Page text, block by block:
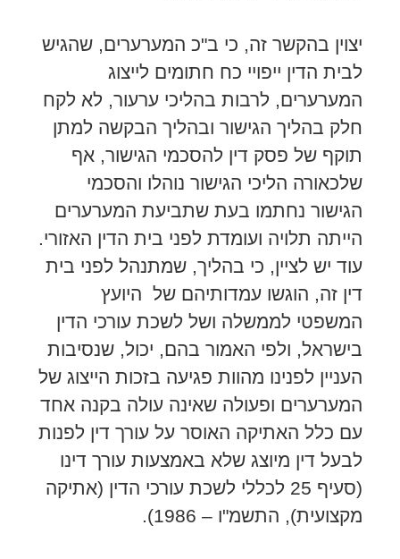
יצוין בהקשר זה, כי ב"כ המערערים, שהגיש
לבית הדין ייפויי כח חתומים לייצוג
המערערים, לרבות בהליכי ערעור, לא לקח
חלק בהליך הגישור ובהליך הבקשה למתן
תוקף של פסק דין להסכמי הגישור, אף
שלכאורה הליכי הגישור נוהלו והסכמי
הגישור נחתמו בעת שתביעת המערערים
הייתה תלויה ועומדת לפני בית הדין האזורי.
עוד יש לציין, כי בהליך, שמתנהל לפני בית
דין זה, הוגשו עמדותיהם של היועץ
המשפטי לממשלה ושל לשכת עורכי הדין
בישראל, ולפי האמור בהם, יכול, שנסיבות
העניין לפנינו מהוות פגיעה בזכות הייצוג של
המערערים ופעולה שאינה עולה בקנה אחד
עם כלל האתיקה האוסר על עורך דין לפנות
לבעל דין מיוצג שלא באמצעות עורך דינו
(סעיף 25 לכללי לשכת עורכי הדין (אתיקה
מקצועית), התשמ"ו – 1986).